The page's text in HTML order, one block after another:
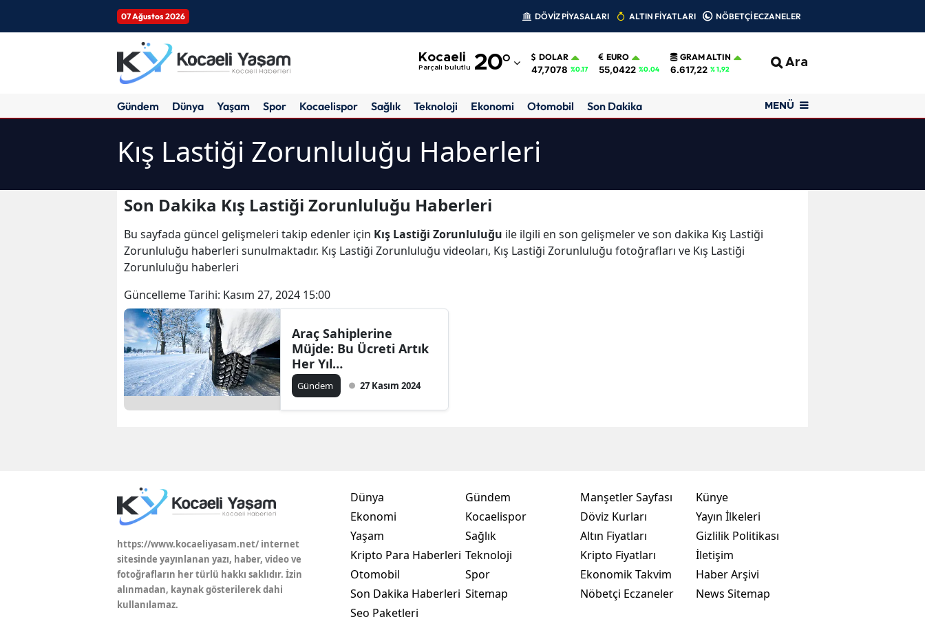
07 Ağustos 2026 DÖVİZ PİYASALARI ALTIN FİYATLARI NÖBETÇİ ECZANELER
Kocaeli
Parçalı bulutlu 20°
Adıyaman
Amasya
Antalya
Artvin
Bolu
Çanakkale
Çorum
DOLAR
47,7078 %0.17
EURO
55,0422 %0.04
GRAM ALTIN
6.617,22 % 1,92 Ara
Gündem Dünya Yaşam Spor Kocaelispor Sağlık Teknoloji Ekonomi Otomobil Son Dakika MENÜ
Kış Lastiği Zorunluluğu Haberleri
Son Dakika Kış Lastiği Zorunluluğu Haberleri
Bu sayfada güncel gelişmeleri takip edenler için Kış Lastiği Zorunluluğu ile ilgili en son gelişmeler ve son dakika Kış Lastiği
Zorunluluğu haberleri sunulmaktadır. Kış Lastiği Zorunluluğu videoları, Kış Lastiği Zorunluluğu fotoğrafları ve Kış Lastiği
Zorunluluğu haberleri
Güncelleme Tarihi: Kasım 27, 2024 15:00
Araç Sahiplerine
Müjde: Bu Ücreti Artık
Her Yıl
Ödemeyeceksiniz
Gündem 27 Kasım 2024
https://www.kocaeliyasam.net/ internet
sitesinde yayınlanan yazı, haber, video ve
fotoğrafların her türlü hakkı saklıdır. İzin
alınmadan, kaynak gösterilerek dahi
kullanılamaz.
Dünya
Ekonomi
Yaşam
Kripto Para Haberleri
Otomobil
Son Dakika Haberleri
Seo Paketleri
Gündem
Kocaelispor
Sağlık
Teknoloji
Spor
Sitemap
Manşetler Sayfası
Döviz Kurları
Altın Fiyatları
Kripto Fiyatları
Ekonomik Takvim
Nöbetçi Eczaneler
Künye
Yayın İlkeleri
Gizlilik Politikası
İletişim
Haber Arşivi
News Sitemap